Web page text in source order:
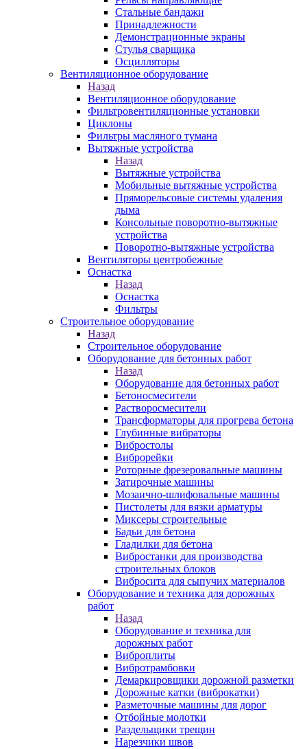
Стальные бандажи
Принадлежности
Демонстрационные экраны
Стулья сварщика
Осцилляторы
Вентиляционное оборудование
Назад
Вентиляционное оборудование
Фильтровентиляционные установки
Циклоны
Фильтры масляного тумана
Вытяжные устройства
Назад
Вытяжные устройства
Мобильные вытяжные устройства
Пряморельсовые системы удаления
дыма
Консольные поворотно-вытяжные
устройства
Поворотно-вытяжные устройства
Вентиляторы центробежные
Оснастка
Назад
Оснастка
Фильтры
Строительное оборудование
Назад
Строительное оборудование
Оборудование для бетонных работ
Назад
Оборудование для бетонных работ
Бетоносмесители
Растворосмесители
Трансформаторы для прогрева бетона
Глубинные вибраторы
Вибростолы
Виброрейки
Роторные фрезеровальные машины
Затирочные машины
Мозаично-шлифовальные машины
Пистолеты для вязки арматуры
Миксеры строительные
Бадьи для бетона
Гладилки для бетона
Вибростанки для производства
строительных блоков
Вибросита для сыпучих материалов
Оборудование и техника для дорожных
работ
Назад
Оборудование и техника для
дорожных работ
Виброплиты
Вибротрамбовки
Демаркировщики дорожной разметки
Дорожные катки (виброкатки)
Разметочные машины для дорог
Отбойные молотки
Раздельщики трещин
Нарезчики швов